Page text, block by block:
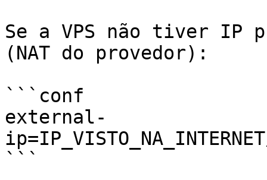
Se a VPS não tiver IP
(NAT do provedor):
```conf
external-
```